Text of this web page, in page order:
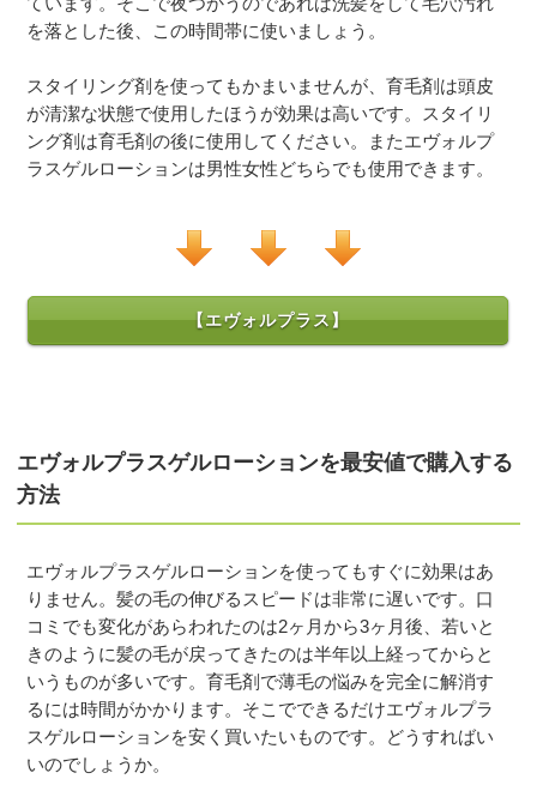
を落とした後、この時間帯に使いましょう。
スタイリング剤を使ってもかまいませんが、育毛剤は頭皮
が清潔な状態で使用したほうが効果は高いです。スタイリ
ング剤は育毛剤の後に使用してください。またエヴォルプ
ラスゲルローションは男性女性どちらでも使用できます。
【エヴォルプラス】
エヴォルプラスゲルローションを最安値で購入する
方法
エヴォルプラスゲルローションを使ってもすぐに効果はあ
りません。髪の毛の伸びるスピードは非常に遅いです。口
コミでも変化があらわれたのは2ヶ月から3ヶ月後、若いと
きのように髪の毛が戻ってきたのは半年以上経ってからと
いうものが多いです。育毛剤で薄毛の悩みを完全に解消す
るには時間がかかります。そこでできるだけエヴォルプラ
スゲルローションを安く買いたいものです。どうすればい
いのでしょうか。